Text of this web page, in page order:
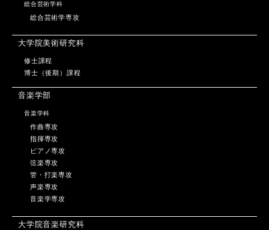
総合芸術学科
総合芸術学専攻
大学院美術研究科
修士課程
博士（後期）課程
音楽学部
音楽学科
作曲専攻
指揮専攻
ピアノ専攻
弦楽専攻
管・打楽専攻
声楽専攻
音楽学専攻
大学院音楽研究科